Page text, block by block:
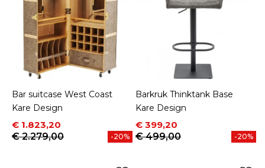
Bar suitcase West Coast
Kare Design
Prijs
€ 1.823,20
Normale prijs
€ 2.279,00
-20%
Barkruk Thinktank Base
Kare Design
Prijs
€ 399,20
Normale prijs
€ 499,00
-20%